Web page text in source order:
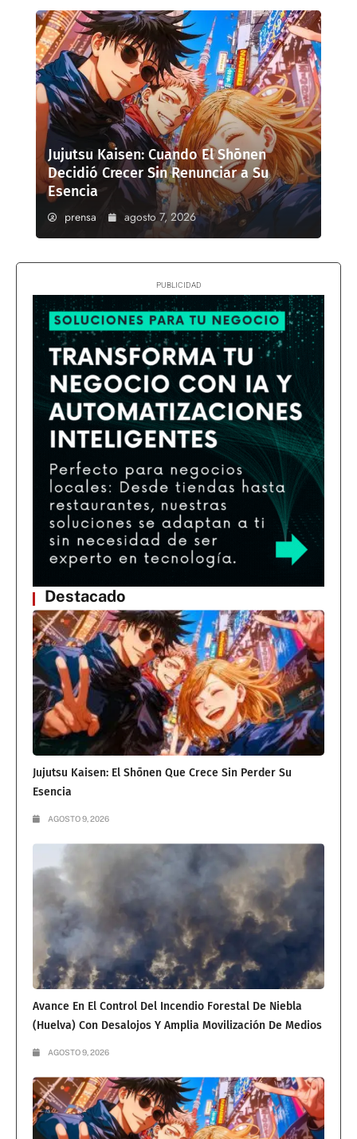
Jujutsu Kaisen: Cuando El Shōnen
Decidió Crecer Sin Renunciar a Su
Esencia
prensa agosto 7, 2026
Destacado
Jujutsu Kaisen: El Shōnen Que Crece Sin Perder Su
Esencia
AGOSTO 9, 2026
Avance En El Control Del Incendio Forestal De Niebla
(Huelva) Con Desalojos Y Amplia Movilización De Medios
AGOSTO 9, 2026